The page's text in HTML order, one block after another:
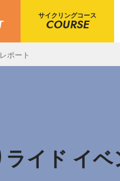
サイクリングコース
COURSE
ポート
イド イベ